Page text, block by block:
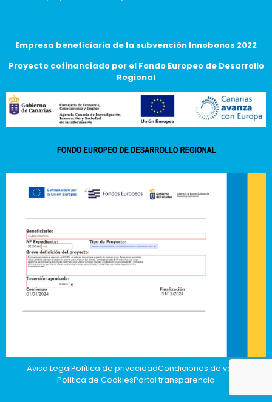
Empresa beneficiaria de la subvención Innobonos 2022
Proyecto cofinanciado por el Fondo Europeo de Desarrollo
Regional
Aviso LegalPolítica de privacidadCondiciones de venta
Política de CookiesPortal transparencia